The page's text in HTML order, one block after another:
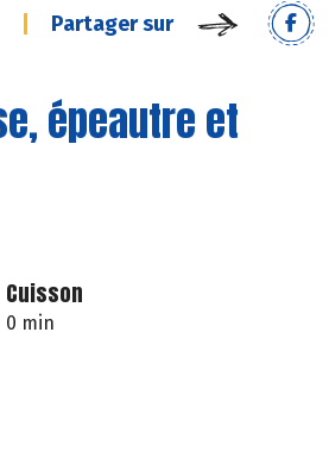
Partager sur
épeautre et
Cuisson
0 min